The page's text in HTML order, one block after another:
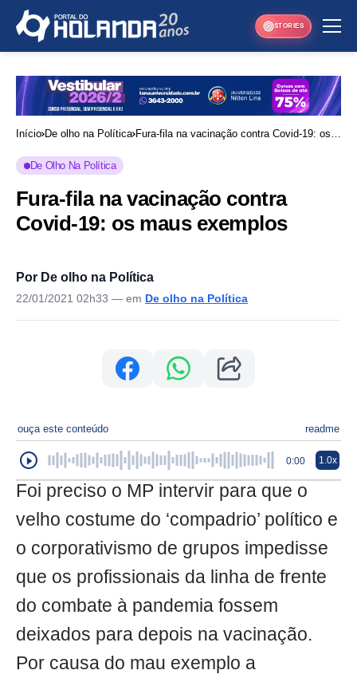
STORIES
Início De olho na Política Fura-fila na vacinação contra Covid-19: os
De Olho Na Política
Fura-fila na vacinação contra
Covid-19: os maus exemplos
Por De olho na Política
22/01/2021 02h33 — em De olho na Política
ouça este conteúdo readme
0:00 1.0x
Foi preciso o MP intervir para que o
velho costume do ‘compadrio’ político e
o corporativismo de grupos impedisse
que os profissionais da linha de frente
do combate à pandemia fossem
deixados para depois na vacinação.
Por causa do mau exemplo a